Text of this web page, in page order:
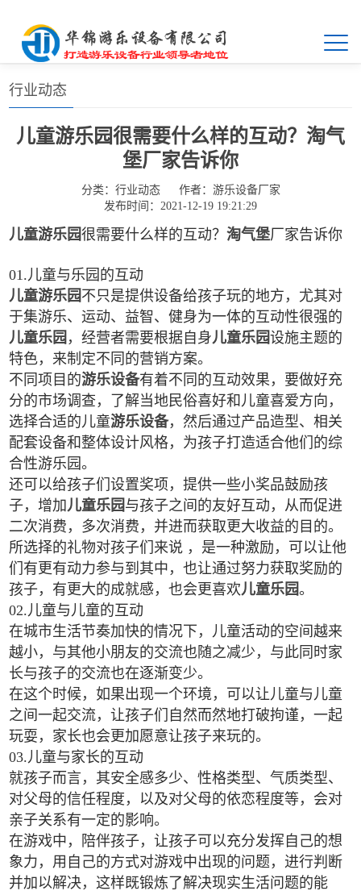
首页>>新闻中心>>行业动态
行业动态
儿童游乐园很需要什么样的互动？淘气
堡厂家告诉你
分类： 行业动态 作者： 游乐设备厂家
发布时间：2021-12-19 19:21:29
儿童游乐园很需要什么样的互动？淘气堡厂家告诉你
01.儿童与乐园的互动
儿童游乐园不只是提供设备给孩子玩的地方，尤其对
于集游乐、运动、益智、健身为一体的互动性很强的
儿童乐园 ，经营者需要根据自身儿童乐园设施主题的
特色，来制定不同的营销方案。
不同项目的游乐设备有着不同的互动效果，要做好充
分的市场调查，了解当地民俗喜好和儿童喜爱方向，
选择合适的儿童游乐设备，然后通过产品造型、相关
配套设备和整体设计风格，为孩子打造适合他们的综
合性游乐园。
还可以给孩子们设置奖项，提供一些小奖品鼓励孩
子，增加儿童乐园与孩子之间的友好互动，从而促进
二次消费，多次消费，并进而获取更大收益的目的。
所选择的礼物对孩子们来说 ，是一种激励，可以让他
们有更有动力参与到其中，也让通过努力获取奖励的
孩子，有更大的成就感，也会更喜欢儿童乐园。
02.儿童与儿童的互动
在城市生活节奏加快的情况下，儿童活动的空间越来
越小，与其他小朋友的交流也随之减少，与此同时家
长与孩子的交流也在逐渐变少。
在这个时候，如果出现一个环境，可以让儿童与儿童
之间一起交流，让孩子们自然而然地打破拘谨，一起
玩耍，家长也会更加愿意让孩子来玩的。
03.儿童与家长的互动
就孩子而言，其安全感多少、性格类型、气质类型、
对父母的信任程度，以及对父母的依恋程度等，会对
亲子关系有一定的影响。
在游戏中，陪伴孩子，让孩子可以充分发挥自己的想
象力，用自己的方式对游戏中出现的问题，进行判断
并加以解决，这样既锻炼了解决现实生活问题的能